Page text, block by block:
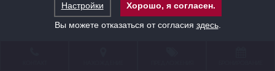
Настройки
Хорошо, я согласен.
Вы можете отказаться от согласия здесь.